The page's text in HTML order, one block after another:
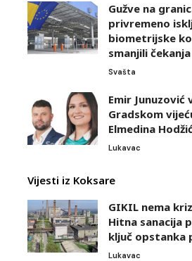
Gužve na
privremeno
biometrijske
smanjili čekanja
Svašta
Emir Junuzović
Gradskom
Elmedina
Lukavac
Vijesti iz Koksare
GIKIL nema
Hitna sanacija
ključ opstanka
Lukavac